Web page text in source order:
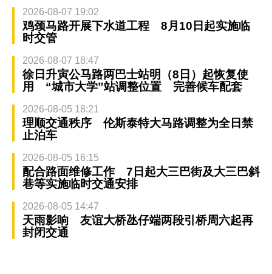
2026-08-07 19:02
鸡颈马路开展下水道工程 8月10日起实施临
时交管
2026-08-07 18:47
徐日升寅公马路两巴士站明（8日）起恢复使
用 “城市大学”站调整位置 完善候车配套
2026-08-05 18:21
理顺交通秩序 伦斯泰特大马路调整为全日禁
止泊车
2026-08-05 16:15
配合路面维修工作 7日起大三巴街及大三巴斜
巷等实施临时交通安排
2026-08-05 14:47
天雨影响 友谊大桥氹仔端两段引桥周六起再
封闭交通